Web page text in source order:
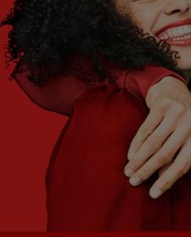
Elige una opción
Empezar